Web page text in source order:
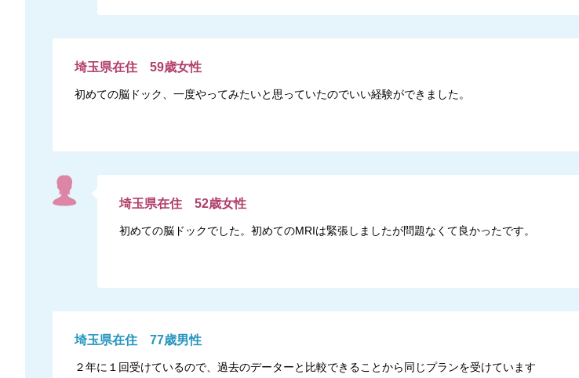
埼玉県在住 59歳女性
初めての脳ドック、一度やってみたいと思っていたのでいい経験ができました。
埼玉県在住 52歳女性
初めての脳ドックでした。初めてのMRIは緊張しましたが問題なくて良かったです。
埼玉県在住 77歳男性
２年に１回受けているので、過去のデーターと比較できることから同じプランを受けています